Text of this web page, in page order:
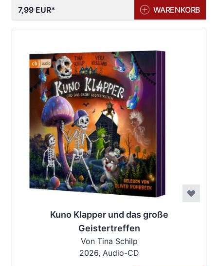
7,99 EUR WARENKORB
Kuno Klapper und das große
Geistertreffen
Von Tina Schilp
2026, Audio-CD